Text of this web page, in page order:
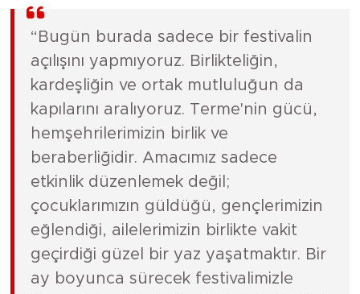
“Bugün burada sadece bir festivalin
açılışını yapmıyoruz. Birlikteliğin,
kardeşliğin ve ortak mutluluğun da
kapılarını aralıyoruz. Terme'nin gücü,
hemşehrilerimizin birlik ve
beraberliğidir. Amacımız sadece
etkinlik düzenlemek değil;
çocuklarımızın güldüğü, gençlerimizin
eğlendiği, ailelerimizin birlikte vakit
geçirdiği güzel bir yaz yaşatmaktır. Bir
ay boyunca sürecek festivalimizle